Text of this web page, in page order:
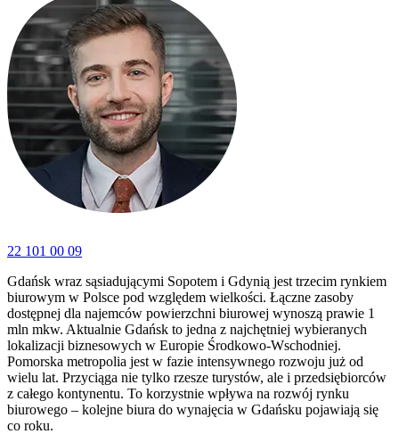
22 101 00 09
Gdańsk wraz sąsiadującymi Sopotem i Gdynią jest trzecim rynkiem
biurowym w Polsce pod względem wielkości. Łączne zasoby
dostępnej dla najemców powierzchni biurowej wynoszą prawie 1
mln mkw. Aktualnie Gdańsk to jedna z najchętniej wybieranych
lokalizacji biznesowych w Europie Środkowo-Wschodniej.
Pomorska metropolia jest w fazie intensywnego rozwoju już od
wielu lat. Przyciąga nie tylko rzesze turystów, ale i przedsiębiorców
z całego kontynentu. To korzystnie wpływa na rozwój rynku
biurowego – kolejne biura do wynajęcia w Gdańsku pojawiają się
co roku.